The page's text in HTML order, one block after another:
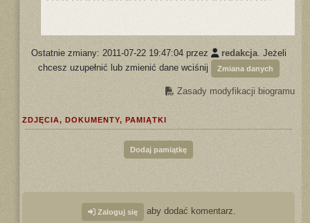
Ostatnie zmiany: 2011-07-22 19:47:04 przez redakcja. Jeżeli
chcesz uzupełnić lub zmienić dane wciśnij
Zmiana danych
Zasady modyfikacji biogramu
ZDJĘCIA, DOKUMENTY, PAMIĄTKI
Dodaj pamiątkę
Zaloguj się aby dodać komentarz.